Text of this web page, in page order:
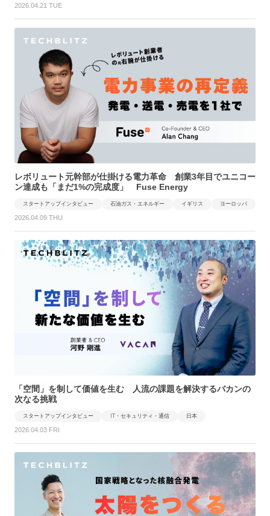
2026.04.21 TUE
レボリュート元幹部が仕掛ける電力革命 創業3年目でユニコー
ン達成も「まだ1%の完成度」 Fuse Energy
スタートアップインタビュー 石油ガス・エネルギー イギリス ヨーロッパ
2026.04.09 THU
「空間」を制して価値を生む 人流の課題を解決するバカンの
次なる挑戦
スタートアップインタビュー IT・セキュリティ・通信 日本
2026.04.03 FRI